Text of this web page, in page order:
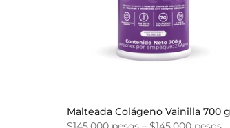
Malteada Colágeno Vainilla 700 g